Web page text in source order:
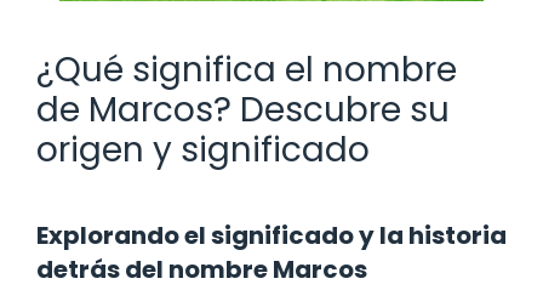
¿Qué significa el nombre
de Marcos? Descubre su
origen y significado
Explorando el significado y la historia
detrás del nombre Marcos